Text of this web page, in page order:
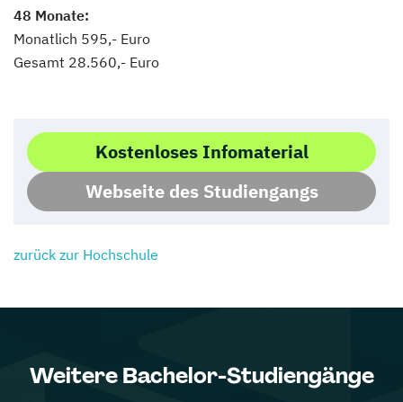
48 Monate:
Monatlich 595,- Euro
Gesamt 28.560,- Euro
Kostenloses Infomaterial
Webseite des Studiengangs
zurück zur Hochschule
Weitere Bachelor-Studiengänge